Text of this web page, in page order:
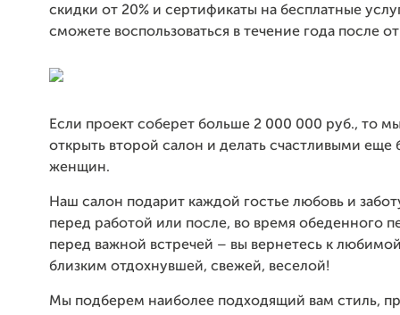
скидки от 20% и сертификаты на бесплатные
сможете воспользоваться в течение года после
Если проект соберет больше 2 000 000 руб., то
открыть второй салон и делать счастливыми еще
женщин.
Наш салон подарит каждой гостье любовь и
перед работой или после, во время обеденного
перед важной встречей – вы вернетесь к
близким отдохнувшей, свежей, веселой!
Мы подберем наиболее подходящий вам стиль,